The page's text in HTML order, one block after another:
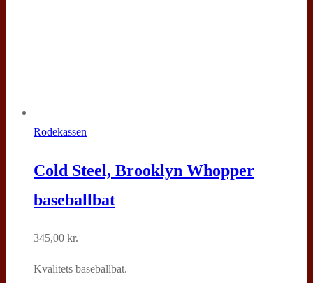
Rodekassen
Cold Steel, Brooklyn Whopper
baseballbat
345,00 kr.
Kvalitets baseballbat.